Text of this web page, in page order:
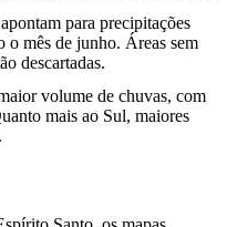
para precipitações
o mês de junho. Áreas sem
descartadas.
volume de chuvas, com
mais ao Sul, maiores